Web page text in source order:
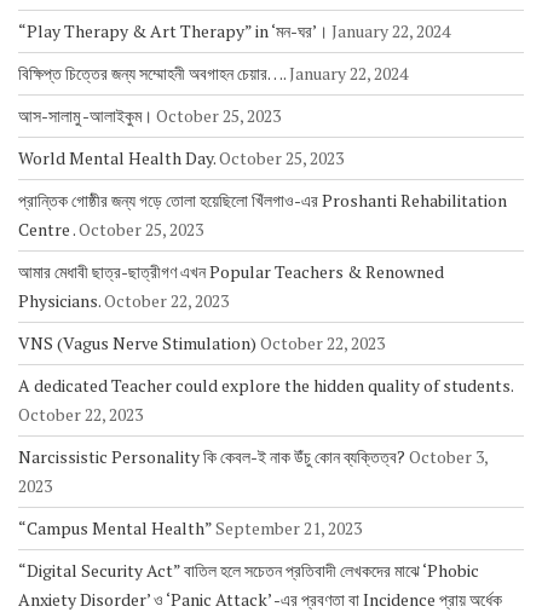
“Play Therapy & Art Therapy” in ‘মন-ঘর’। January 22, 2024
বিক্ষিপ্ত চিত্তের জন্য সম্মোহনী অবগাহন চেয়ার….January 22, 2024
আস-সালামু -আলাইকুম। October 25, 2023
World Mental Health Day.October 25, 2023
প্রান্তিক গোষ্ঠীর জন্য গড়ে তোলা হয়েছিলো খিঁলগাও-এর Proshanti Rehabilitation
Centre .October 25, 2023
আমার মেধাবী ছাত্র-ছাত্রীগণ এখন Popular Teachers & Renowned
Physicians.October 22, 2023
VNS (Vagus Nerve Stimulation) October 22, 2023
A dedicated Teacher could explore the hidden quality of students.
October 22, 2023
Narcissistic Personality কি কেবল-ই নাক উঁচু কোন ব্যক্তিত্ব? October 3,
2023
“Campus Mental Health”September 21, 2023
“Digital Security Act” বাতিল হলে সচেতন প্রতিবাদী লেখকদের মাঝে ‘Phobic
Anxiety Disorder’ ও ‘Panic Attack’ -এর প্রবণতা বা Incidence প্রায় অর্ধেক